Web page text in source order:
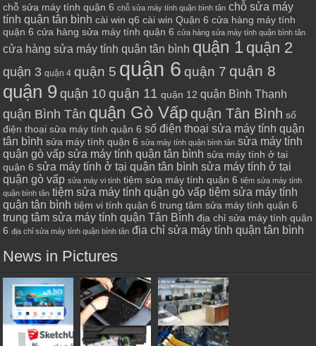
chỗ sửa máy tính quận 6 chỗ sửa máy tính quận bình tân chỗ sửa máy
tính quận tân bình cài win q6 cài win Quận 6 cửa hàng máy tính
quận 6 cửa hàng sửa máy tính quận 6 cửa hàng sửa máy tính quận bình tân
cửa hàng sửa máy tính quận tân bình quận 1 quận 2
quận 3 quận 4 quận 5 quận 6 quận 7 quận 8
quận 9 quận 10 quận 11 quận 12 quận Bình Thạnh
quận Bình Tân quận Gò Vấp quận Tân Bình số
điện thoại sửa máy tính quận 6 số điện thoại sửa máy tính quận
tân bình sửa máy tính quận 6 sửa máy tính quận bình tân sửa máy tính
quận gò vấp sửa máy tính quận tân bình sửa máy tính ở tại
quận 6 sửa máy tính ở tại quận tân bình sửa máy tính ở tại
quận gò vấp sửa máy vi tính tiệm sửa máy tính quận 6 tiệm sửa máy tính
quận bình tân tiệm sửa máy tính quận gò vấp tiệm sửa máy tính
quận tân bình tiệm vi tính quận 6 trung tâm sửa máy tính quận 6
trung tâm sửa máy tính quận Tân Bình địa chỉ sửa máy tính quận
6 địa chỉ sửa máy tính quận bình tân địa chỉ sửa máy tính quận tân bình
News in Pictures